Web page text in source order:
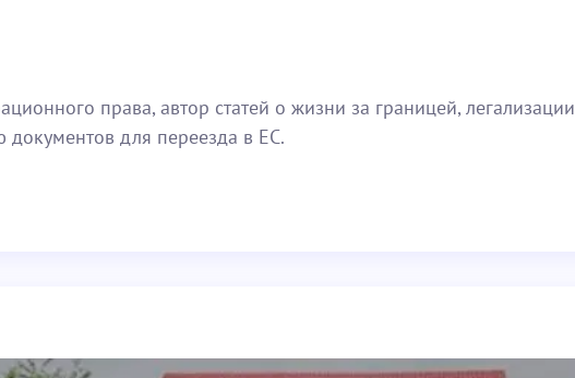
будет опубликован.
Email *
и email для следующих комментариев
права, автор статей о жизни за границей, легализации
для переезда в ЕС.